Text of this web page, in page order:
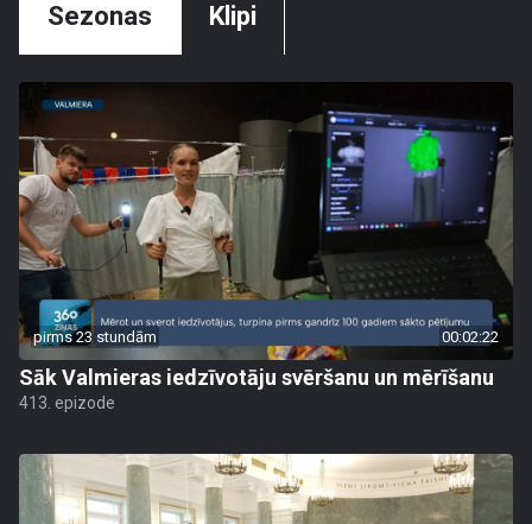
Sezonas Klipi
pirms 23 stundām 00:02:22
Sāk Valmieras iedzīvotāju svēršanu un mērīšanu
413. epizode